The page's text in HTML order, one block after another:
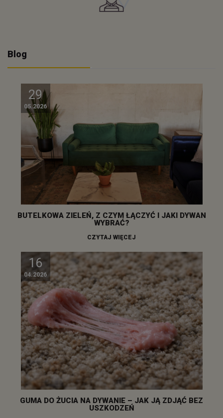
Blog
29
05.2026
BUTELKOWA ZIELEŃ, Z CZYM ŁĄCZYĆ I JAKI DYWAN
WYBRAĆ?
CZYTAJ WIĘCEJ
16
04.2026
GUMA DO ŻUCIA NA DYWANIE – JAK JĄ ZDJĄĆ BEZ
USZKODZEŃ